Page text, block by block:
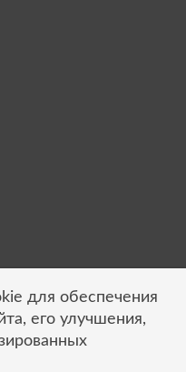
«Витебск»
для обеспечения
его улучшения,